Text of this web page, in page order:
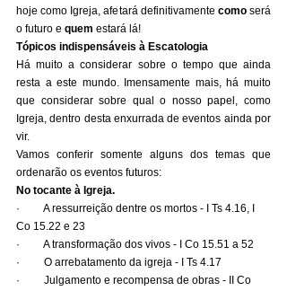
hoje como Igreja, afetará definitivamente como será
o futuro e quem estará lá!
Tópicos indispensáveis à Escatologia
Há muito a considerar sobre o tempo que ainda
resta a este mundo. Imensamente mais, há muito
que considerar sobre qual o nosso papel, como
Igreja, dentro desta enxurrada de eventos ainda por
vir.
Vamos conferir somente alguns dos temas que
ordenarão os eventos futuros:
No tocante à Igreja.
·         A ressurreição dentre os mortos - I Ts 4.16, I
Co 15.22 e 23
·         A transformação dos vivos - I Co 15.51 a 52
·         O arrebatamento da igreja - I Ts 4.17
·         Julgamento e recompensa de obras - II Co